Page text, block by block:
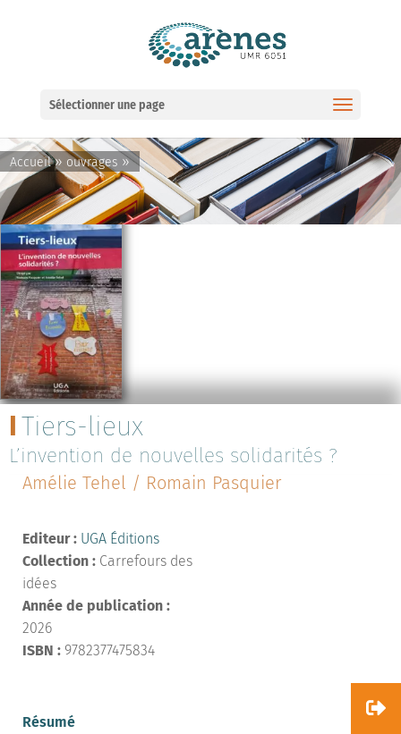
Sélectionner une page
Accueil» ouvrages »
Tiers-lieux
L’invention de nouvelles solidarités ?
Amélie Tehel / Romain Pasquier
Editeur : UGA Éditions
Collection : Carrefours des
idées
Année de publication :
2026
ISBN : 9782377475834
Résumé